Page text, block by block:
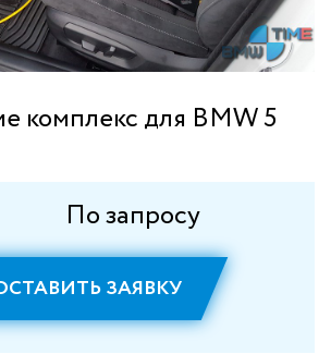
комплекс для BMW 5
По запросу
ЗАЯВКУ